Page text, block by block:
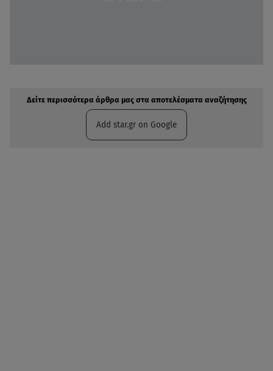
Δείτε περισσότερα άρθρα μας στα αποτελέσματα αναζήτησης
Add star.gr on Google